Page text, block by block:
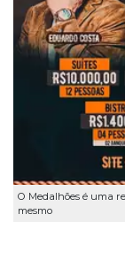
O Medalhões é uma
mesmo